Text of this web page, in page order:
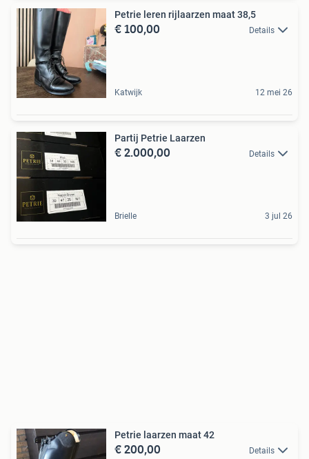
Petrie leren rijlaarzen maat 38,5
€ 100,00 Details
Katwijk 12 mei 26
Partij Petrie Laarzen
€ 2.000,00 Details
Brielle 3 jul 26
Petrie laarzen maat 42
€ 200,00 Details